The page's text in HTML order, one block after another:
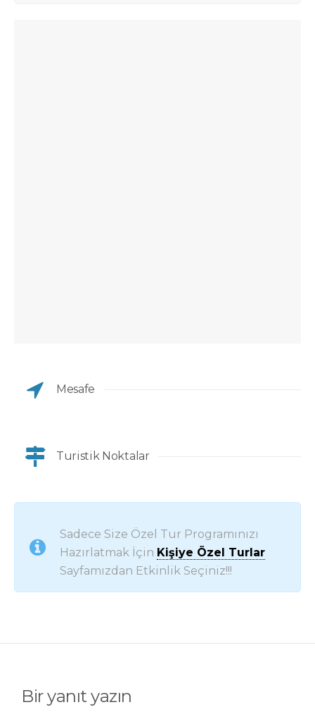
Mesafe
Turistik Noktalar
Sadece Size Özel Tur Programınızı
Hazırlatmak İçin Kişiye Özel Turlar
Sayfamızdan Etkinlik Seçiniz!!!
Bir yanıt yazın